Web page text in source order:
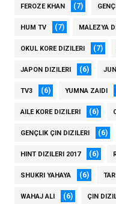
FEROZE KHAN (7)
HUM TV (7) MALEZYA
OKUL KORE DIZILERI (7)
JAPON DIZILERI (6)
TV3 (6) YUMNA ZAIDI
AILE KORE DIZILERI (6)
GENÇLIK ÇIN DIZILERI (6)
HINT DIZILERI 2017 (6)
SHUKRI YAHAYA (6)
WAHAJ ALI (6) ÇIN